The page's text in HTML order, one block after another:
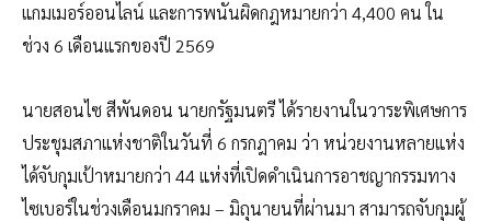
แกมเมอร์ออนไลน์ และการพนันผิดกฎหมายกว่า 4,400 คน ใน
ช่วง 6 เดือนแรกของปี 2569
นายสอนไซ สีพันดอน นายกรัฐมนตรี ได้รายงานในวาระพิเศษการ
ประชุมสภาแห่งชาติในวันที่ 6 กรกฎาคม ว่า หน่วยงานหลายแห่ง
ได้จับกุมเป้าหมายกว่า 44 แห่งที่เปิดดำเนินการอาชญากรรมทาง
ไซเบอร์ในช่วงเดือนมกราคม – มิถุนายนที่ผ่านมา สามารถจับกุมผู้